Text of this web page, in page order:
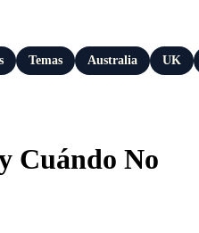
Temas Australia UK
Cuándo No